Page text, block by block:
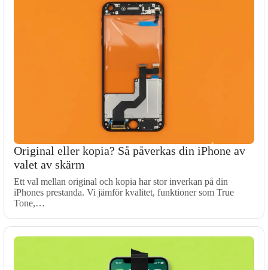
Original eller kopia? Så påverkas din iPhone av
valet av skärm
Ett val mellan original och kopia har stor inverkan på din
iPhones prestanda. Vi jämför kvalitet, funktioner som True
Tone,…